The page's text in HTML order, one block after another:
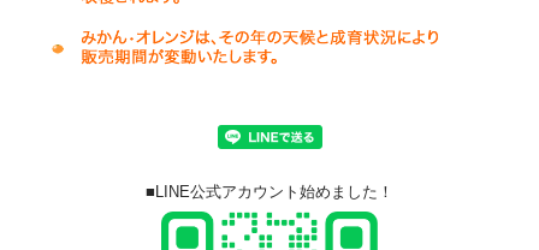
■LINE公式アカウント始めました！